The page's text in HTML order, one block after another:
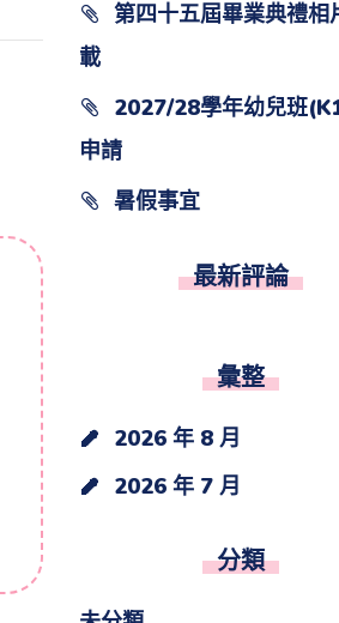
第四十五屆畢業典禮相
載
2027/28學年幼兒班
申請
暑假事宜
最新評論
彙整
2026 年 8 月
2026 年 7 月
分類